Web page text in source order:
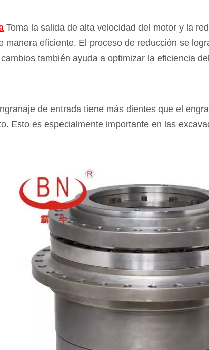
Toma la salida de alta velocidad del motor y la
manera eficiente. El proceso de reducción se
también ayuda a optimizar la eficiencia
de entrada tiene más dientes que el
Esto es especialmente importante en las